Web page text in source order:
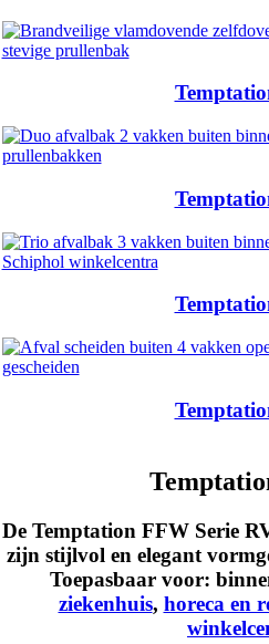
De Temptation FFW Serie
zijn stijlvol en elegant
Toepasbaar voor:
ziekenhuis, horeca en